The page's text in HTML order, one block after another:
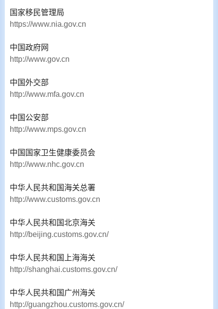
国家移民管理局
https://www.nia.gov.cn
中国政府网
http://www.gov.cn
中国外交部
http://www.mfa.gov.cn
中国公安部
http://www.mps.gov.cn
中国国家卫生健康委员会
http://www.nhc.gov.cn
中华人民共和国海关总署
http://www.customs.gov.cn
中华人民共和国北京海关
http://beijing.customs.gov.cn/
中华人民共和国上海海关
http://shanghai.customs.gov.cn/
中华人民共和国广州海关
http://guangzhou.customs.gov.cn/